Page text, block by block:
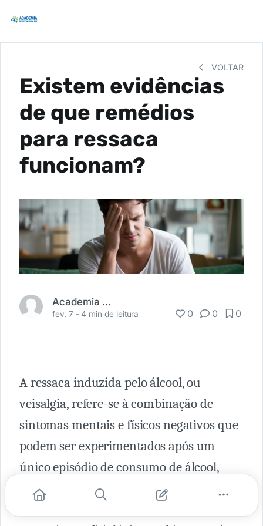
VOLTAR
Existem evidências
de que remédios
para ressaca
funcionam?
Academia Médica
fev. 7 -4 min de leitura 0 0 0
A ressaca induzida pelo álcool, ou
veisalgia, refere-se à combinação de
sintomas mentais e físicos negativos que
podem ser experimentados após um
único episódio de consumo de álcool,
começando quando a concentração de